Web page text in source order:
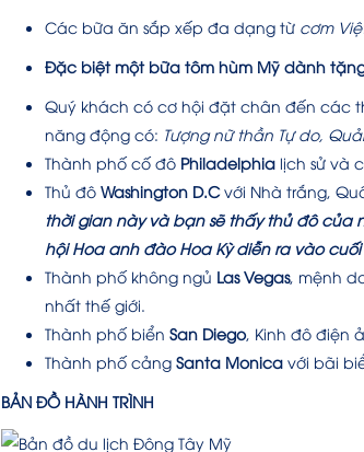
Các bữa ăn sắp xếp đa dạng từ cơm
Đặc biệt một bữa tôm hùm Mỹ dành
Quý khách có cơ hội đặt chân đến các
năng động có: Tượng nữ thần Tự do,
Thành phố cố đô Philadelphia lịch sử và
Thủ đô Washington D.C với Nhà trắng,
thời gian này và bạn sẽ thấy thủ đô
hội Hoa anh đào Hoa Kỳ diễn ra vào
Thành phố không ngủ Las Vegas, mệnh
nhất thế giới.
Thành phố biển San Diego, Kinh đô điện
Thành phố cảng Santa Monica với bãi
BẢN ĐỒ HÀNH TRÌNH